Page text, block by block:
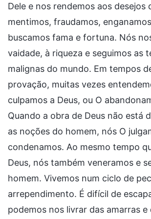
Dele e nos rendemos aos desejos
mentimos, fraudamos,
buscamos fama e fortuna. Nós
vaidade, à riqueza e seguimos as
malignas do mundo. Em tempos
provação, muitas vezes
culpamos a Deus, ou O
Quando a obra de Deus não está
as noções do homem, nós O
condenamos. Ao mesmo tempo
Deus, nós também veneramos e
homem. Vivemos num ciclo de
arrependimento. É difícil de
podemos nos livrar das amarras